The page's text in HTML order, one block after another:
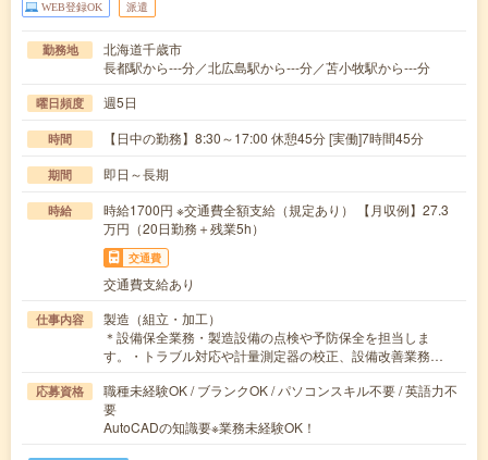
WEB登録OK 派遣
勤務地
北海道千歳市
長都駅から---分／北広島駅から---分／苫小牧駅から---分
曜日頻度 週5日
時間 【日中の勤務】8:30～17:00 休憩45分 [実働]7時間45分
期間 即日～長期
時給
時給1700円 ※交通費全額支給（規定あり） 【月収例】27.3
万円（20日勤務＋残業5h）
交通費
交通費支給あり
仕事内容
製造（組立・加工）
＊設備保全業務・製造設備の点検や予防保全を担当しま
す。・トラブル対応や計量測定器の校正、設備改善業務…
応募資格
職種未経験OK / ブランクOK / パソコンスキル不要 / 英語力不
要
AutoCADの知識要※業務未経験OK！